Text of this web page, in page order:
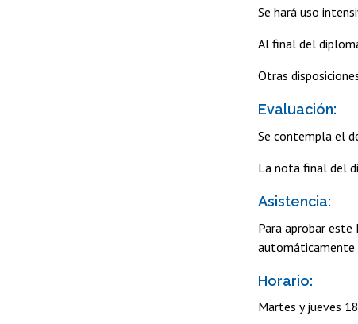
Se hará uso
Al final del
Otras
Evaluación:
Se contempla el
La nota final del
Asistencia:
Para aprobar
automáticamente
Horario:
Martes y jueves